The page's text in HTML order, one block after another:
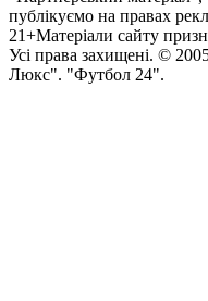
публікуємо на правах
21+Матеріали сайту
Усi права захищенi. ©
Люкс". "Футбол 24".